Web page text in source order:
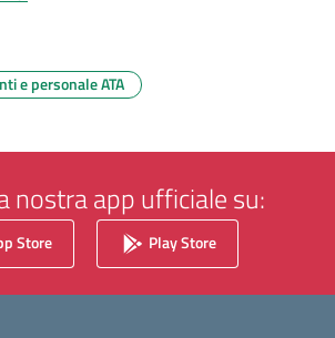
e personale ATA
nostra app ufficiale su:
Store Play Store